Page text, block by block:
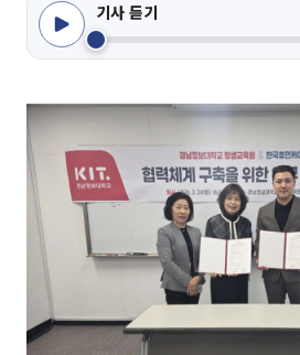
기사 듣기